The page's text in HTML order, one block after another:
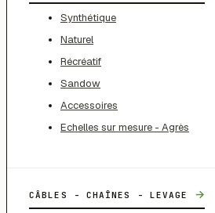
Synthétique
Naturel
Récréatif
Sandow
Accessoires
Echelles sur mesure - Agrès
CÂBLES - CHAÎNES - LEVAGE →